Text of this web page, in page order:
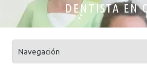
DENTISTA EN